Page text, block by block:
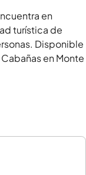
en
turística de
Disponible
en Monte